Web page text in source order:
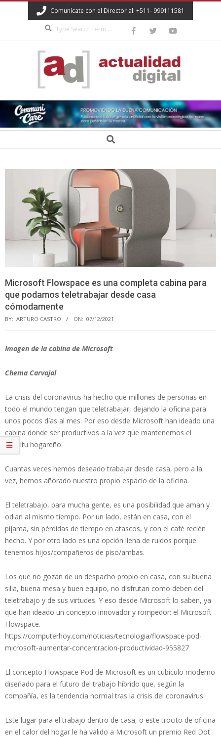
to
Comunícate con el Director al: +511- 999111581
ACTUALIDAD
DIGITAL Search
Microsoft Flowspace es una completa cabina para
que podamos teletrabajar desde casa
cómodamente
BY: ARTURO CASTRO ON: 07/12/2021
Imagen de la cabina de Microsoft
Chema Carvajal
La crisis del coronavirus ha hecho que millones de personas en
todo el mundo tengan que teletrabajar, dejando la oficina para
unos pocos días al mes. Por eso desde Microsoft han ideado una
cabina donde ser productivos a la vez que mantenemos el
espíritu hogareño.
Cuantas veces hemos deseado trabajar desde casa, pero a la
vez, hemos añorado nuestro propio espacio de la oficina.
El teletrabajo, para mucha gente, es una posibilidad que aman y
odian al mismo tiempo. Por un lado, están en casa, con el
pijama, sin pérdidas de tiempo en atascos, y con el café recién
hecho. Y por otro lado es una opción llena de ruidos porque
tenemos hijos/compañeros de piso/ambas.
Los que no gozan de un despacho propio en casa, con su buena
silla, buena mesa y buen equipo, no disfrutan como deben del
teletrabajo y de sus virtudes. Y eso desde Microsoft lo saben, ya
que han ideado un concepto innovador y rompedor: el Microsoft
Flowspace.
https://computerhoy.com/noticias/tecnologia/flowspace-pod-
microsoft-aumentar-concentracion-productividad-955827
El concepto Flowspace Pod de Microsoft es un cubículo moderno
diseñado para el futuro del trabajo híbrido que, según la
compañía, es la tendencia normal tras la crisis del coronavirus.
Este lugar para el trabajo dentro de casa, o este trocito de oficina
en el calor del hogar le ha valido a Microsoft un premio Red Dot